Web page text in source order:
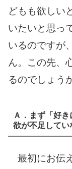
どもも欲しい
いたいと思っ
いるのですが
ん。この先、
るのでしょう
Ａ．まず「好
欲が不足してい
最初にお伝